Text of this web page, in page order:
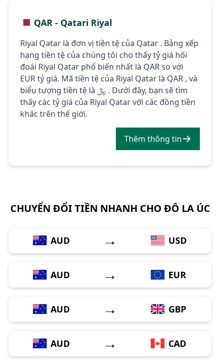
QAR - Qatari Riyal
Riyal Qatar là đơn vị tiền tệ của Qatar . Bảng xếp
hạng tiền tệ của chúng tôi cho thấy tỷ giá hối
đoái Riyal Qatar phổ biến nhất là QAR so với
EUR tỷ giá. Mã tiền tệ của Riyal Qatar là QAR , và
biểu tượng tiền tệ là ﷼ . Dưới đây, bạn sẽ tìm
thấy các tỷ giá của Riyal Qatar với các đồng tiền
khác trên thế giới.
Thêm thông tin
CHUYỂN ĐỔI TIỀN NHANH CHO ĐÔ LA ÚC
AUD → USD
AUD → EUR
AUD → GBP
AUD → CAD